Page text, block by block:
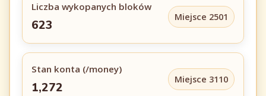
Liczba wykopanych bloków
623
Miejsce 2501
Stan konta (/money)
1,272
Miejsce 3110